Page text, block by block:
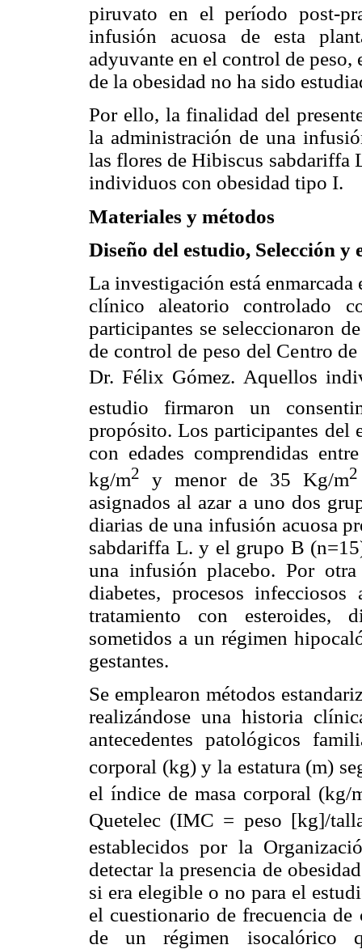
piruvato en el período post-
infusión acuosa de esta
adyuvante en el control de
de la obesidad no ha sido
Por ello, la finalidad del
la administración de una
las flores de Hibiscus sabdariffa
individuos con obesidad tipo I.
Materiales y métodos
Diseño del estudio, Selección
La investigación está
clínico aleatorio controlado
participantes se seleccionaron
de control de peso del Centro
Dr. Félix Gómez. Aquellos
estudio firmaron un
propósito. Los participantes del
con edades comprendidas
kg/m2 y menor de 35 Kg/m2
asignados al azar a uno dos
diarias de una infusión acuosa
sabdariffa L. y el grupo B
una infusión placebo. Por
diabetes, procesos
tratamiento con esteroides,
sometidos a un régimen
gestantes.
Se emplearon métodos
realizándose una historia
antecedentes patológicos
corporal (kg) y la estatura (m)
el índice de masa corporal (kg/
Quetelec (IMC = peso [kg]/
establecidos por la
detectar la presencia de
si era elegible o no para el
el cuestionario de frecuencia
de un régimen